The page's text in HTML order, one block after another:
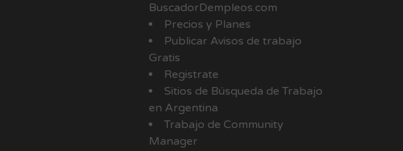
BuscadorDempleos.com
Precios y Planes
Publicar Avisos de trabajo
Gratis
Registrate
Sitios de Búsqueda de Trabajo
en Argentina
Trabajo de Community
Manager